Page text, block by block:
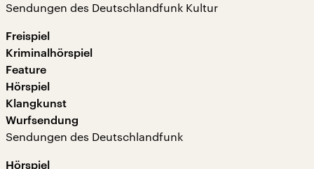
Sendungen des Deutschlandfunk Kultur
Freispiel
Kriminalhörspiel
Feature
Hörspiel
Klangkunst
Wurfsendung
Sendungen des Deutschlandfunk
Hörspiel